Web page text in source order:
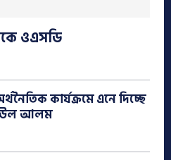
ওএসডি
কার্যক্রমে এনে দিচ্ছে
আলম